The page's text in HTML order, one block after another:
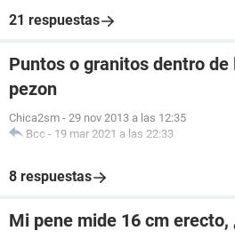
21 respuestas
Puntos o granitos dentro de
pezon
Chica2sm - 29 nov 2013 a las 12:35
Bcc - 19 mar 2021 a las 22:33
8 respuestas
Mi pene mide 16 cm erecto,